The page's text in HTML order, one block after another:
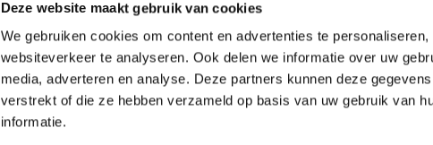
Deze website maakt gebruik van cookies
We gebruiken cookies om content en advertenties te
websiteverkeer te analyseren. Ook delen we informatie over uw
media, adverteren en analyse. Deze partners kunnen deze
verstrekt of die ze hebben verzameld op basis van uw gebruik van
informatie.